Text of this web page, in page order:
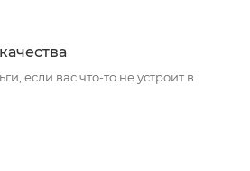
если вас что-то не устроит в